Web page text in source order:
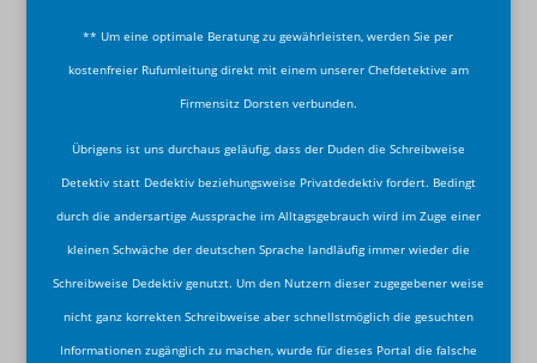
** Um eine optimale Beratung zu gewährleisten, werden Sie per
kostenfreier Rufumleitung direkt mit einem unserer Chefdetektive am
Firmensitz Dorsten verbunden.
Übrigens ist uns durchaus geläufig, dass der Duden die Schreibweise
Detektiv statt Dedektiv beziehungsweise Privatdedektiv fordert. Bedingt
durch die andersartige Aussprache im Alltagsgebrauch wird im Zuge einer
kleinen Schwäche der deutschen Sprache landläufig immer wieder die
Schreibweise Dedektiv genutzt. Um den Nutzern dieser zugegebener weise
nicht ganz korrekten Schreibweise aber schnellstmöglich die gesuchten
Informationen zugänglich zu machen, wurde für dieses Portal die falsche